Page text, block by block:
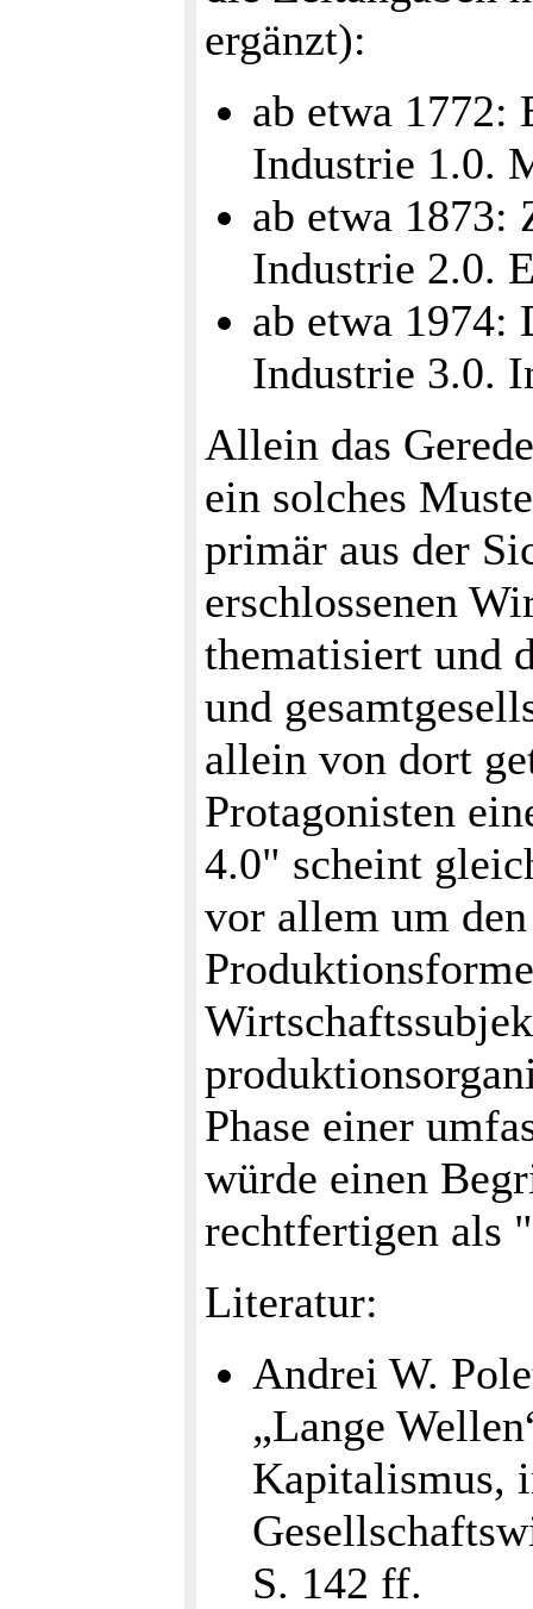
ergänzt):
ab etwa 1772:
Industrie 1.0.
ab etwa
Industrie 2.0.
ab etwa
Industrie 3.0.
Allein das
ein solches
primär aus der
erschlossenen
thematisiert und
und
allein von dort
Protagonisten
4.0" scheint
vor allem um
Phase einer
würde einen
rechtfertigen als
Literatur:
Andrei W.
„Lange
Kapitalismus,
S. 142 ff.